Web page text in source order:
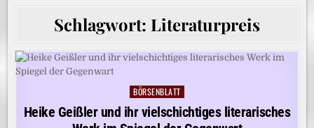
Schlagwort: Literaturpreis
Posted
in
BÖRSENBLATT
Heike Geißler und ihr vielschichtiges literarisches